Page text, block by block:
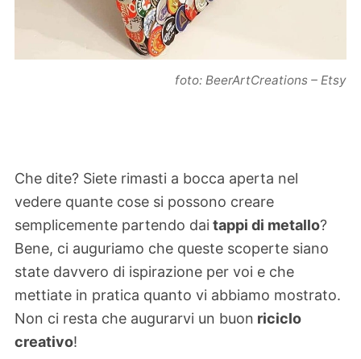
foto: BeerArtCreations – Etsy
Che dite? Siete rimasti a bocca aperta nel
vedere quante cose si possono creare
semplicemente partendo dai tappi di metallo?
Bene, ci auguriamo che queste scoperte siano
state davvero di ispirazione per voi e che
mettiate in pratica quanto vi abbiamo mostrato.
Non ci resta che augurarvi un buon riciclo
creativo!